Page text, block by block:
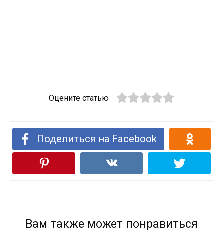
Оцените статью
Поделиться на Facebook
Вам также может понравиться